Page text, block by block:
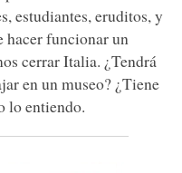
estudiantes, eruditos, y
hacer funcionar un
cerrar Italia. ¿Tendrá
en un museo? ¿Tiene
lo entiendo.